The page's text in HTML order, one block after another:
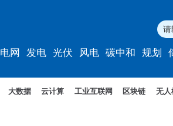
电网 发电 光伏 风电 碳中和 规划
大数据 云计算 工业互联网 区块链 无人